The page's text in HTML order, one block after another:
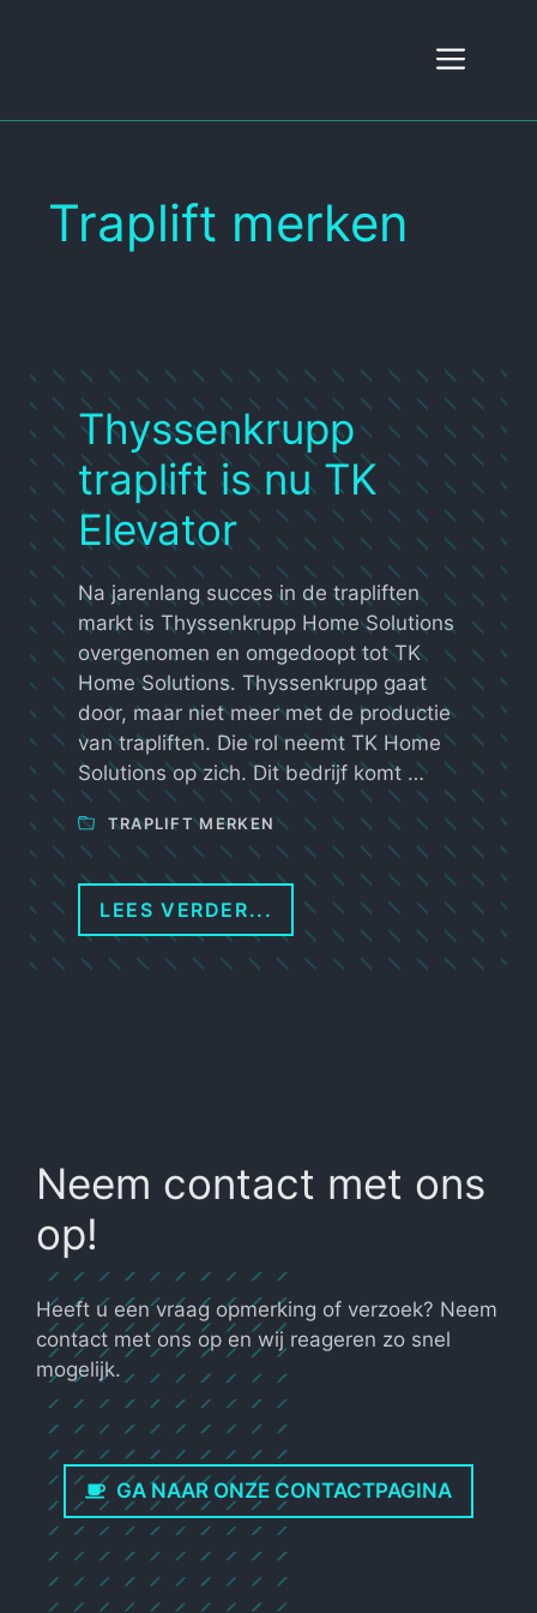
Traplift merken
Thyssenkrupp
traplift is nu TK
Elevator
Na jarenlang succes in de trapliften
markt is Thyssenkrupp Home Solutions
overgenomen en omgedoopt tot TK
Home Solutions. Thyssenkrupp gaat
door, maar niet meer met de productie
van trapliften. Die rol neemt TK Home
Solutions op zich. Dit bedrijf komt …
TRAPLIFT MERKEN
LEES VERDER...
Neem contact met ons
op!
Heeft u een vraag opmerking of verzoek? Neem
contact met ons op en wij reageren zo snel
mogelijk.
GA NAAR ONZE CONTACTPAGINA